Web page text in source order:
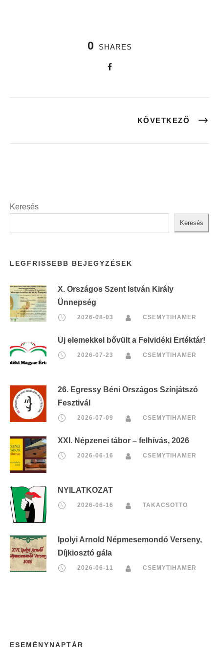
0 SHARES
KÖVETKEZŐ
Keresés
Keresés
LEGFRISSEBB BEJEGYZÉSEK
X. Országos Szent István Király
Ünnepség
2026-08-03 CSEMYTIHAMER
Új elemekkel bővült a Felvidéki Értéktár!
2026-07-23 CSEMYTIHAMER
26. Egressy Béni Országos Színjátszó
Fesztivál
2026-07-09 CSEMYTIHAMER
XXI. Népzenei tábor – felhívás, 2026
2026-06-16 CSEMYTIHAMER
NYILATKOZAT
2026-06-16 TAKACSOTTO
Ipolyi Arnold Népmesemondó Verseny,
Díjkiosztó gála
2026-06-11 CSEMYTIHAMER
ESEMÉNYNAPTÁR